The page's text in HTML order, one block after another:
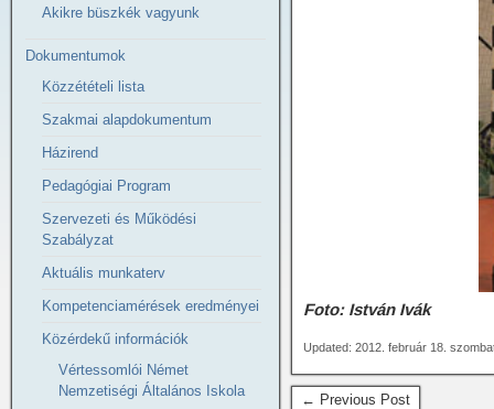
Foto: István Ivák
Updated: 2012. február 18.
← Previous Post
Akikre büszkék vagyunk
Dokumentumok
Közzétételi lista
Szakmai alapdokumentum
Házirend
Pedagógiai Program
Szervezeti és Működési
Szabályzat
Aktuális munkaterv
Kompetenciamérések eredményei
Közérdekű információk
Vértessomlói Német
Nemzetiségi Általános Iskola